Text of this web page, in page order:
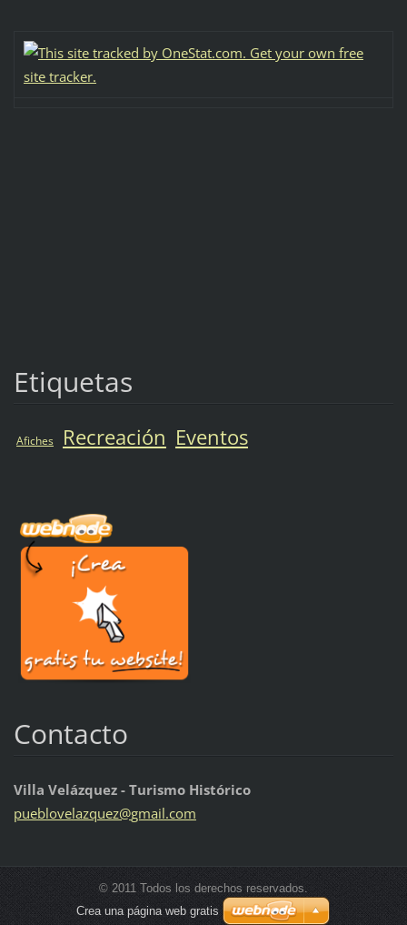
Etiquetas
Afiches Recreación Eventos
Contacto
Villa Velázquez - Turismo Histórico
pueblovelazquez@gmail.com
© 2011 Todos los derechos reservados.
Crea una página web gratis